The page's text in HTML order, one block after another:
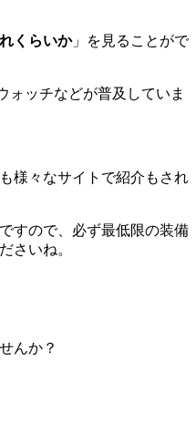
くらいか」を見ることがで
ォッチなどが普及していま
様々なサイトで紹介もされ
すので、必ず最低限の装備
さいね。
んか？